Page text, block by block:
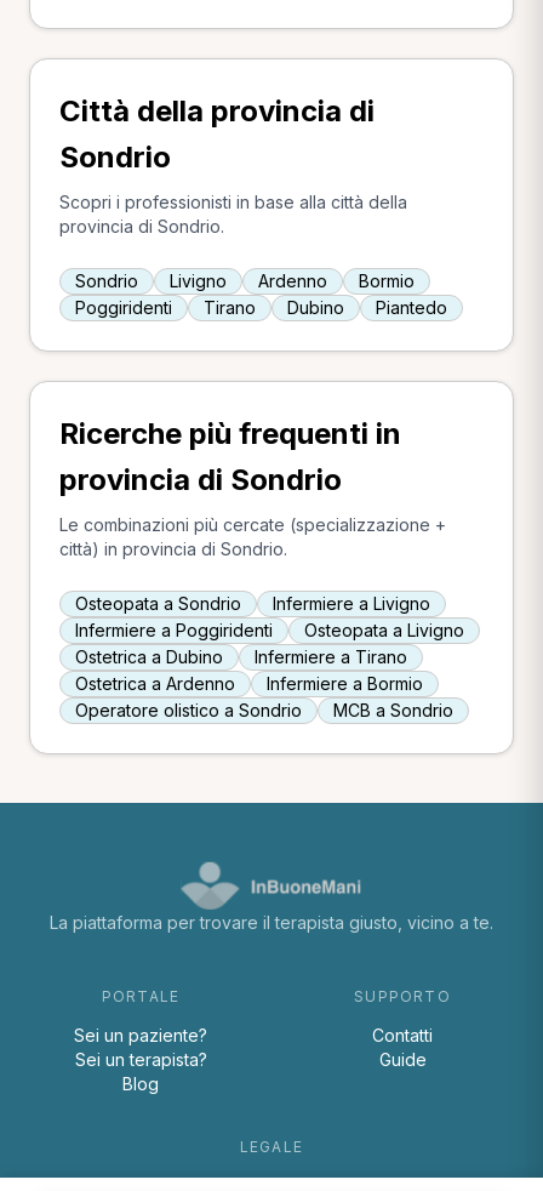
Città della provincia di
Sondrio
Scopri i professionisti in base alla città della
provincia di Sondrio.
Sondrio Livigno Ardenno
Bormio
Poggiridenti
Tirano Dubino Piantedo
Ricerche più frequenti in
provincia di Sondrio
Le combinazioni più cercate (specializzazione +
città) in provincia di Sondrio.
Osteopata a Sondrio
Infermiere a Livigno
Infermiere a Poggiridenti
Osteopata a Livigno
Ostetrica a Dubino
Infermiere a Tirano
Ostetrica a Ardenno
Infermiere a Bormio
Operatore olistico a Sondrio
MCB a Sondrio
La piattaforma per trovare il terapista giusto, vicino a te.
PORTALE
Sei un paziente?
Sei un terapista?
Blog
SUPPORTO
Contatti
Guide
LEGALE